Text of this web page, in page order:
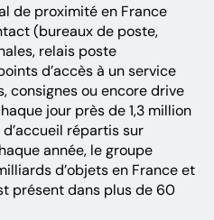
de proximité en France
(bureaux de poste,
relais poste
d’accès à un service
consignes ou encore drive
jour près de 1,3 million
répartis sur
année, le groupe
d’objets en France et
présent dans plus de 60